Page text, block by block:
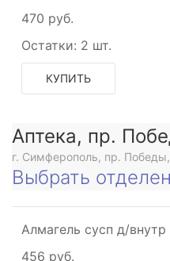
470 руб.
Остатки: 2 шт.
КУПИТЬ
Аптека, пр.
г. Симферополь, пр.
Выбрать
Алмагель сусп д/
456 руб.